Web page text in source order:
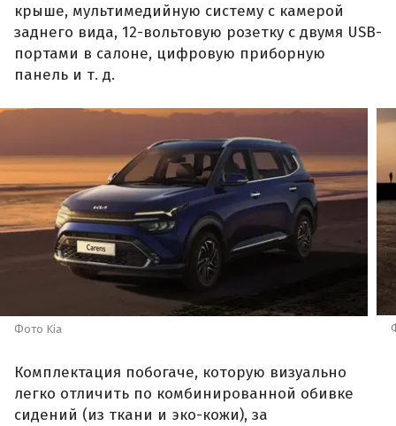
крыше, мультимедийную систему с камерой
заднего вида, 12-вольтовую розетку с двумя USB-
портами в салоне, цифровую приборную
панель и т. д.
Фото Kia
Комплектация побогаче, которую визуально
легко отличить по комбинированной обивке
сидений (из ткани и эко-кожи), за